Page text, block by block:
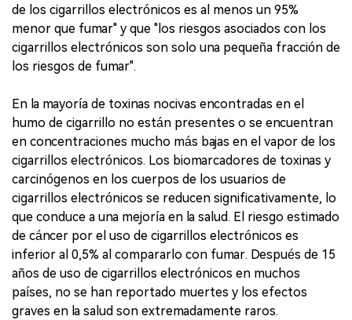
de los cigarrillos electrónicos es al menos un 95%
menor que fumar" y que "los riesgos asociados con los
cigarrillos electrónicos son solo una pequeña fracción de
los riesgos de fumar".
En la mayoría de toxinas nocivas encontradas en el
humo de cigarrillo no están presentes o se encuentran
en concentraciones mucho más bajas en el vapor de los
cigarrillos electrónicos. Los biomarcadores de toxinas y
carcinógenos en los cuerpos de los usuarios de
cigarrillos electrónicos se reducen significativamente, lo
que conduce a una mejoría en la salud. El riesgo estimado
de cáncer por el uso de cigarrillos electrónicos es
inferior al 0,5% al compararlo con fumar. Después de 15
años de uso de cigarrillos electrónicos en muchos
países, no se han reportado muertes y los efectos
graves en la salud son extremadamente raros.